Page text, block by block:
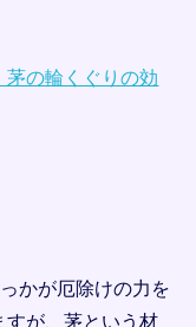
の輪くぐりの効
かが厄除けの力を
すが、茅という材